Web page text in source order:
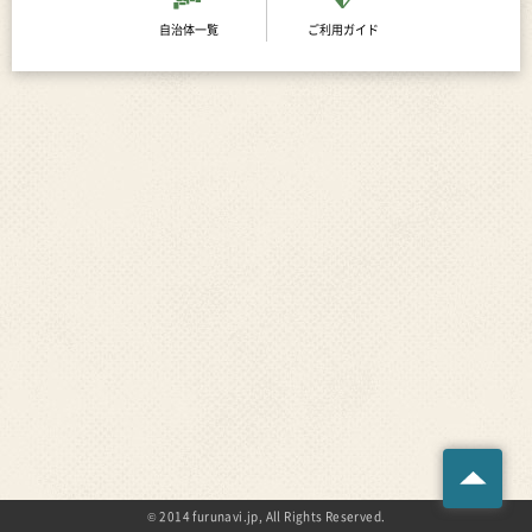
自治体一覧 ご利用ガイド
© 2014 furunavi.jp, All Rights Reserved.